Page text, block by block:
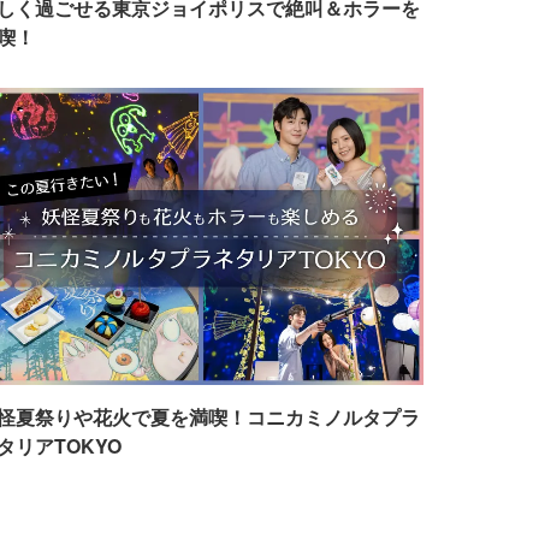
く過ごせる東京ジョイポリスで絶叫＆ホラーを
！
夏祭りや花火で夏を満喫！コニカミノルタプラ
リアTOKYO